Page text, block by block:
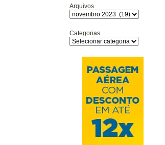
Arquivos
Categorias